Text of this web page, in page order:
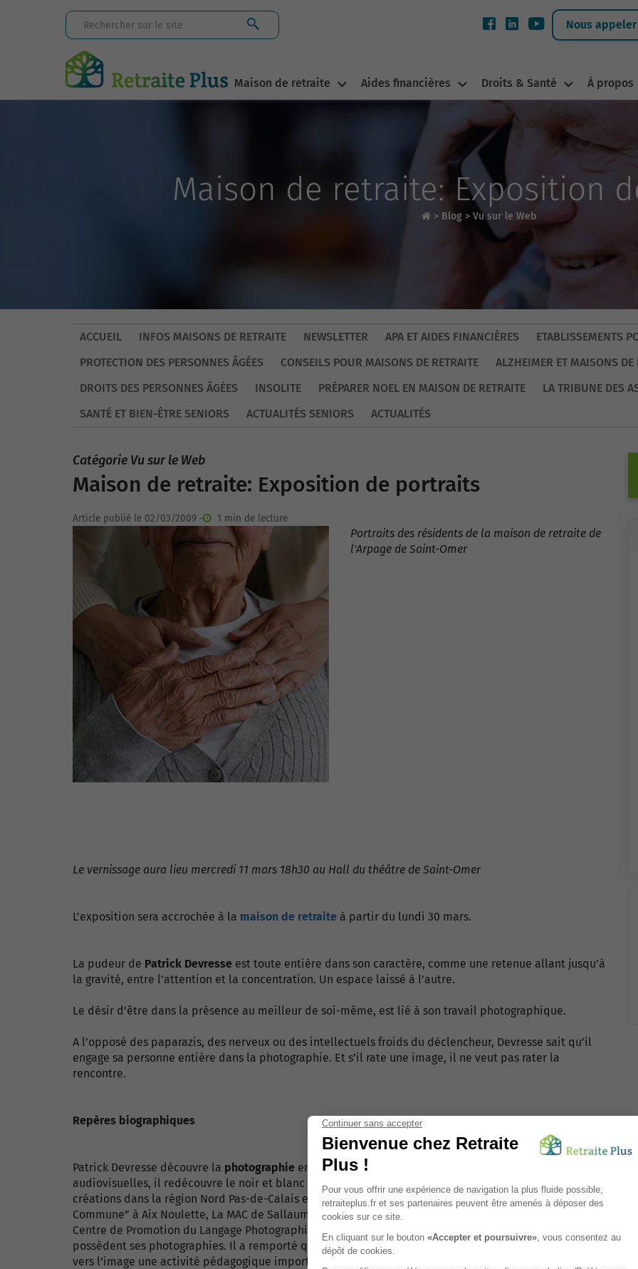
Nous
Maison de retraite Aides financières Droits & Santé À propos
Maison de retraite: Exposition
> Blog> Vu sur le Web
ACCUEIL INFOS MAISONS DE RETRAITE NEWSLETTER APA ET AIDES FINANCIÈRES
ETABLISSEMENTS
PROTECTION DES PERSONNES ÂGÉES
CONSEILS POUR MAISONS DE RETRAITE
ALZHEIMER ET MAISONS DE
DROITS DES PERSONNES ÂGÉES
INSOLITE PRÉPARER NOEL EN MAISON DE RETRAITE
LA TRIBUNE DES
SANTÉ ET BIEN-ÊTRE SENIORS
ACTUALITÉS SENIORS ACTUALITÉS
Catégorie Vu sur le Web
Maison de retraite: Exposition de portraits
Article publié le 02/03/2009 - 1 min de lecture
Portraits des résidents de la maison de retraite de
l'Arpage de Saint-Omer
Le vernissage aura lieu mercredi 11 mars 18h30 au Hall du théâtre de Saint-Omer
L’exposition sera accrochée à la maison de retraite à partir du lundi 30 mars.
La pudeur de Patrick Devresse est toute entière dans son caractère, comme une retenue allant jusqu’à
la gravité, entre l’attention et la concentration. Un espace laissé à l’autre.
Le désir d’être dans la présence au meilleur de soi-même, est lié à son travail photographique.
A l’opposé des paparazis, des nerveux ou des intellectuels froids du déclencheur, Devresse sait qu’il
engage sa personne entière dans la photographie. Et s’il rate une image, il ne veut pas rater la
rencontre.
Repères biographiques
Patrick Devresse découvre la photographie en 1970 à l’Ecole Normale d’Arras. Après des réalisations
audiovisuelles, il redécouvre le noir et blanc en 1980. Depuis, il n’a cessé d’exposer ses nombreuses
créations dans la région Nord Pas-de-Calais et en France. Il collabore régulièrement avec “Culture
Commune” à Aix Noulette, La MAC de Sallaumines, la M.J.C Château Coquelle à Dunkerque, Hélio, le
Centre de Promotion du Langage Photographique à Tourcoing...De nombreuse institutions culturelles
possèdent ses photographies. Il a remporté quelques grands prix nationaux importants et développe
vers l’image une activité pédagogique importante.